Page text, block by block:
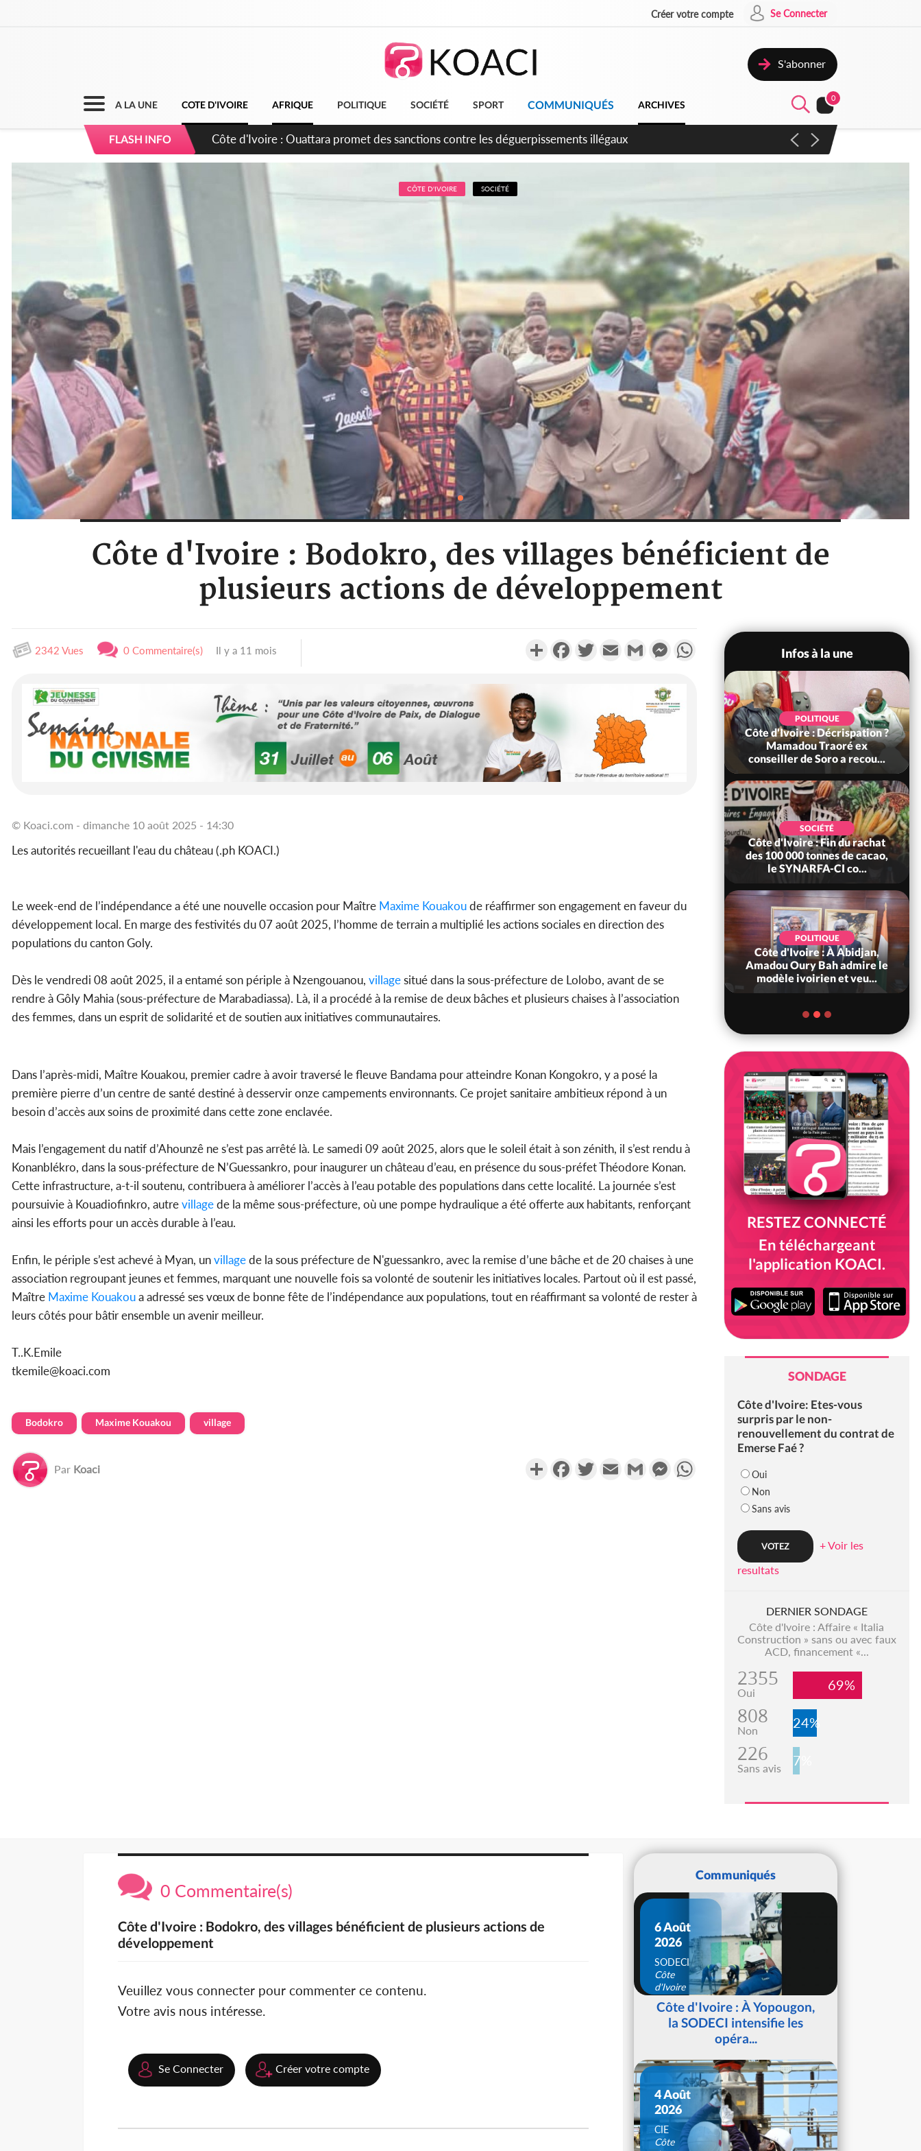
Créer votre compte Se Connecter
S'abonner
A LA UNE COTE D'IVOIRE AFRIQUE POLITIQUE SOCIÉTÉ SPORT COMMUNIQUÉS ARCHIVES
0
FLASH INFO
Côte d'Ivoire : 66è anniversaire de l'indépendance, Alassane Ouattara promet d'accélérer les réformes et les
grands investissements pour une nation plus forte et plus prospère
CÔTE D'IVOIRE SOCIÉTÉ
Côte d'Ivoire : Bodokro, des villages bénéficient de
plusieurs actions de développement
2342 Vues 0 Commentaire(s) Il y a 11 mois PartagerFacebookTwitterEmail Gmail MessengerWhatsApp
© Koaci.com - dimanche 10 août 2025 - 14:30
Les autorités recueillant l'eau du château (.ph KOACI.)
Le week-end de l’indépendance a été une nouvelle occasion pour Maître Maxime Kouakoude réaffirmer son engagement en faveur du
développement local. En marge des festivités du 07 août 2025, l’homme de terrain a multiplié les actions sociales en direction des
populations du canton Goly.
Dès le vendredi 08 août 2025, il a entamé son périple à Nzengouanou, villagesitué dans la sous-préfecture de Lolobo, avant de se
rendre à Gôly Mahia (sous-préfecture de Marabadiassa). Là, il a procédé à la remise de deux bâches et plusieurs chaises à l’association
des femmes, dans un esprit de solidarité et de soutien aux initiatives communautaires.
Dans l’après-midi, Maître Kouakou, premier cadre à avoir traversé le fleuve Bandama pour atteindre Konan Kongokro, y a posé la
première pierre d’un centre de santé destiné à desservir onze campements environnants. Ce projet sanitaire ambitieux répond à un
besoin d’accès aux soins de proximité dans cette zone enclavée.
Mais l’engagement du natif d’Ahounzê ne s’est pas arrêté là. Le samedi 09 août 2025, alors que le soleil était à son zénith, il s’est rendu à
Konanblékro, dans la sous-préfecture de N’Guessankro, pour inaugurer un château d’eau, en présence du sous-préfet Théodore Konan.
Cette infrastructure, a-t-il soutenu, contribuera à améliorer l’accès à l’eau potable des populations dans cette localité. La journée s’est
poursuivie à Kouadiofinkro, autrevillagede la même sous-préfecture, où une pompe hydraulique a été offerte aux habitants, renforçant
ainsi les efforts pour un accès durable à l’eau.
Enfin, le périple s’est achevé à Myan, unvillagede la sous préfecture de N'guessankro, avec la remise d’une bâche et de 20 chaises à une
association regroupant jeunes et femmes, marquant une nouvelle fois sa volonté de soutenir les initiatives locales. Partout où il est passé,
Maître Maxime Kouakoua adressé ses vœux de bonne fête de l’indépendance aux populations, tout en réaffirmant sa volonté de rester à
leurs côtés pour bâtir ensemble un avenir meilleur.
T..K.Emile
tkemile@koaci.com
Bodokro Maxime Kouakou village
Par Koaci PartagerFacebookTwitterEmail Gmail Messenger
Infos à la une
SOCIÉTÉ
Côte d'Ivoire : Ouattara
promet des sanctions contre
les déguerpissements i...
POLITIQUE
Ouattara prome...
POLITIQUE
Côte d'Ivoire : Décrispation ?
Mamadou Traoré ex
conseiller de Soro a recou...
SOCIÉTÉ
Côte d'Ivoire : Fin du rachat
des 100 000 tonnes de cacao,
le SYNARFA-CI co...
POLITIQUE
Côte d'Ivoire : À Abidjan,
Amadou Oury Bah admire le
modèle ivoirien et veu...
RESTEZ CONNECTÉ
En téléchargeant
l'application KOACI.
SONDAGE
Côte d'Ivoire: Etes-vous
surpris par le non-
renouvellement du contrat de
Emerse Faé ?
Oui
Non
Sans avis
+ Voir les
resultats
DERNIER SONDAGE
Côte d'Ivoire : Affaire « Italia
Construction » sans ou avec faux
ACD, financement «...
2355
Oui 69%
808
Non 24%
226
Sans avis 7%
0 Commentaire(s)
Côte d'Ivoire : Bodokro, des villages bénéficient de plusieurs actions de
développement
Veuillez vous connecter pour commenter ce contenu.
Votre avis nous intéresse.
Se Connecter Créer votre compte
Communiqués
6 Août
2026
SODECI
Côte
d'Ivoire
Côte d'Ivoire : À Yopougon,
la SODECI intensifie les
opéra...
4 Août
2026
CIE
Côte